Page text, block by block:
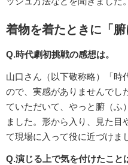
着物を着たときに「腑
Q.時代劇初挑戦の感想は。
山口さん（以下敬称略）「時
ので、実感がありませんでし
ていただいて、やっと腑（ふ
ました。形から入り、見た目
て現場に入って役に近づけま
Q.演じる上で気を付けたこと